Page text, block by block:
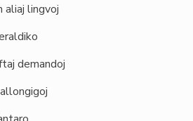
aliaj lingvoj
demandoj